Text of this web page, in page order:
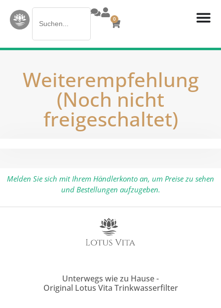
for:
0
Weiterempfehlung
(Noch nicht
freigeschaltet)
Melden Sie sich mit Ihrem Händlerkonto an, um Preise zu sehen
und Bestellungen aufzugeben.
Unterwegs wie zu Hause -
Original Lotus Vita Trinkwasserfilter